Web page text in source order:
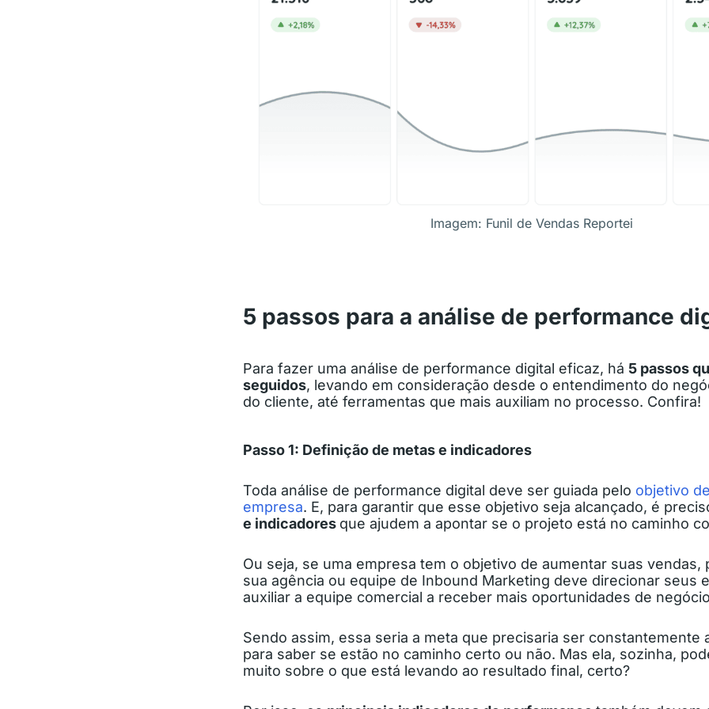
Imagem: Funil de Vendas Reportei
5 passos para a análise de performance
Para fazer uma análise de performance digital eficaz, há 5 passos
seguidos, levando em consideração desde o entendimento do
do cliente, até ferramentas que mais auxiliam no processo. Confira!
Passo 1: Definição de metas e indicadores
Toda análise de performance digital deve ser guiada pelo objetivo
empresa. E, para garantir que esse objetivo seja alcançado, é
e indicadores que ajudem a apontar se o projeto está no caminho
Ou seja, se uma empresa tem o objetivo de aumentar suas vendas,
sua agência ou equipe de Inbound Marketing deve direcionar seus
auxiliar a equipe comercial a receber mais oportunidades de
Sendo assim, essa seria a meta que precisaria ser constantemente
para saber se estão no caminho certo ou não. Mas ela, sozinha,
muito sobre o que está levando ao resultado final, certo?